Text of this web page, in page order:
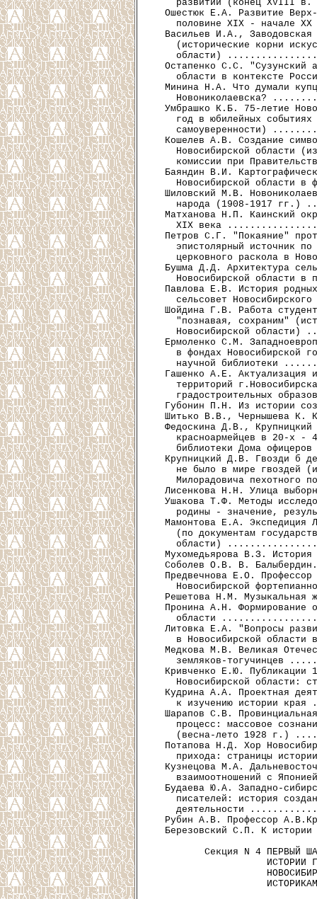
развитии (конец XVIII
Ошестюк Е.А. Развитие
половине XIX - начале
Васильев И.А., Заводовская
(исторические корни
области)
Остапенко С.С. "Сузунский
области в контексте
Минина Н.А. Что думали
Новониколаевска?
Умбрашко К.Б. 75-летие
год в юбилейных
самоуверенности)
Кошелев А.В. Создание
Новосибирской области
комиссии при
Баяндин В.И.
Новосибирской области в
Шиловский М.В.
народа (1908-1917 гг.)
Матханова Н.П. Каинский
XIX века
Петров С.Г. "Покаяние"
эпистолярный источник по
церковного раскола в
Бушма Д.Д. Архитектура
Новосибирской области в
Павлова Е.В. История
сельсовет
Шойдина Г.В. Работа
"познавая, сохраним"
Новосибирской области)
Ермоленко С.М.
в фондах Новосибирской
научной библиотеки
Гашенко А.Е. Актуализация
территорий
градостроительных
Губонин П.Н. Из истории
Шитько В.В., Чернышева К.
Федоскина Д.В., Крупницкий
красноармейцев в 20-х -
библиотеки Дома
Крупницкий Д.В. Гвозди б
не было в мире гвоздей
Милорадовича пехотного
Лисенкова Н.Н. Улица
Ушакова Т.Ф. Методы
родины - значение,
Мамонтова Е.А. Экспедиция
(по документам
области)
Мухомедьярова В.З.
Соболев О.В. В.
Предвечнова Е.О. Профессор
Новосибирской
Решетова Н.М. Музыкальная
Пронина А.Н. Формирование
области
Литовка Е.А. "Вопросы
в Новосибирской области
Медкова М.В. Великая
земляков-тогучинцев
Кривченко Е.Ю. Публикации
Новосибирской области:
Кудрина А.А. Проектная
к изучению истории края
Шарапов С.В.
процесс: массовое
(весна-лето 1928 г.)
Потапова Н.Д. Хор
прихода: страницы
Кузнецова М.А.
взаимоотношений с
Будаева Ю.А. Западно-
писателей: история
деятельности
Рубин А.В. Профессор
Березовский С.П. К
Секция N 4 ПЕРВЫЙ
ИСТОРИИ